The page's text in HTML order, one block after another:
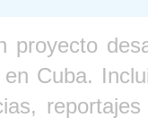
proyecto
Cuba.